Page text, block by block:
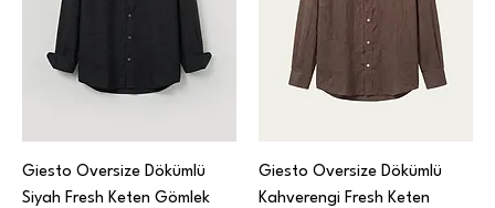
Giesto Oversize Dökümlü
Siyah Fresh Keten Gömlek
Giesto Oversize Dökümlü
Kahverengi Fresh Keten